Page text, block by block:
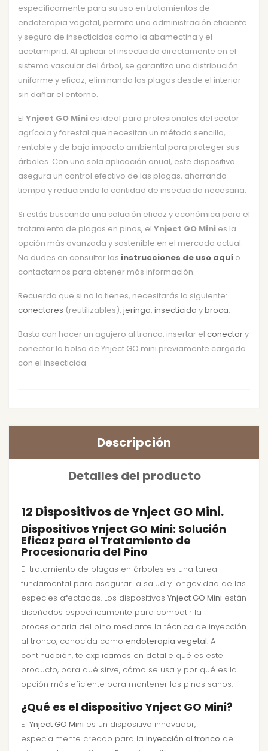
específicamente para su uso en tratamientos de
endoterapia vegetal, permite una administración eficiente
y segura de insecticidas como la abamectina y el
acetamiprid. Al aplicar el insecticida directamente en el
sistema vascular del árbol, se garantiza una distribución
uniforme y eficaz, eliminando las plagas desde el interior
sin dañar el entorno.
El Ynject GO Mini es ideal para profesionales del sector
agrícola y forestal que necesitan un método sencillo,
rentable y de bajo impacto ambiental para proteger sus
árboles. Con una sola aplicación anual, este dispositivo
asegura un control efectivo de las plagas, ahorrando
tiempo y reduciendo la cantidad de insecticida necesaria.
Si estás buscando una solución eficaz y económica para el
tratamiento de plagas en pinos, el Ynject GO Mini es la
opción más avanzada y sostenible en el mercado actual.
No dudes en consultar las instrucciones de uso aquí o
contactarnos para obtener más información.
Recuerda que si no lo tienes, necesitarás lo siguiente:
conectores (reutilizables), jeringa, insecticida ybroca.
Basta con hacer un agujero al tronco, insertar el conectory
conectar la bolsa de Ynject GO mini previamente cargada
con el insecticida.
Descripción
Detalles del producto
12 Dispositivos de Ynject GO Mini.
Dispositivos Ynject GO Mini: Solución
Eficaz para el Tratamiento de
Procesionaria del Pino
El tratamiento de plagas en árboles es una tarea
fundamental para asegurar la salud y longevidad de las
especies afectadas. Los dispositivos Ynject GO Mini están
diseñados específicamente para combatir la
procesionaria del pino mediante la técnica de inyección
al tronco, conocida como endoterapia vegetal. A
continuación, te explicamos en detalle qué es este
producto, para qué sirve, cómo se usa y por qué es la
opción más eficiente para mantener los pinos sanos.
¿Qué es el dispositivo Ynject GO Mini?
El Ynject GO Mini es un dispositivo innovador,
especialmente creado para la inyección al tronco de